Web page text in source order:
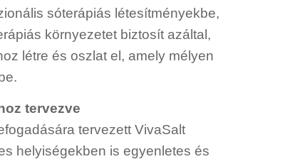
sóterápiás létesítményekbe,
környezetet biztosít azáltal,
létre és oszlat el, amely mélyen
tervezve
tervezett VivaSalt
helyiségekben is egyenletes és